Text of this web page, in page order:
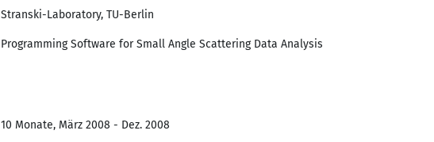
Stranski-Laboratory, TU-Berlin
Programming Software for Small Angle Scattering Data Analysis
10 Monate, März 2008 - Dez. 2008